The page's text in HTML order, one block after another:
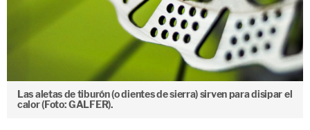
Las aletas de tiburón (o dientes de sierra) sirven para disipar el
calor (Foto: GALFER).